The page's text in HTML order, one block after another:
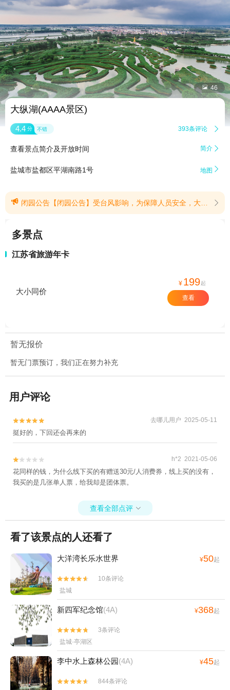
 46
大纵湖(AAAA景区)
4.4 分 不错 393条评论 
查看景点简介及开放时间 简介 
盐城市盐都区平湖南路1号 地图 
 闭园公告【闭园公告】受台风影响，为保障人员安全，大纵湖景区自8月10日起实施闭园管理，开园恢复时间另行通知。(提示有效期2026/8/9至2026/8/16) 
多景点
江苏省旅游年卡
大小同价
¥ 199起
查看
暂无报价
暂无门票预订，我们正在努力补充
用户评论

 去哪儿用户 2025-05-11
挺好的，下回还会再来的

 h*2 2021-05-06
花同样的钱，为什么线下买的有赠送30元/人消费券，线上买的没有，
我买的是几张单人票，给我却是团体票。
查看全部点评 
看了该景点的人还看了
大洋湾长乐水世界 ¥50起


10条评论
盐城
新四军纪念馆(4A) ¥368起


3条评论
盐城·亭湖区
李中水上森林公园(4A) ¥45起


844条评论
